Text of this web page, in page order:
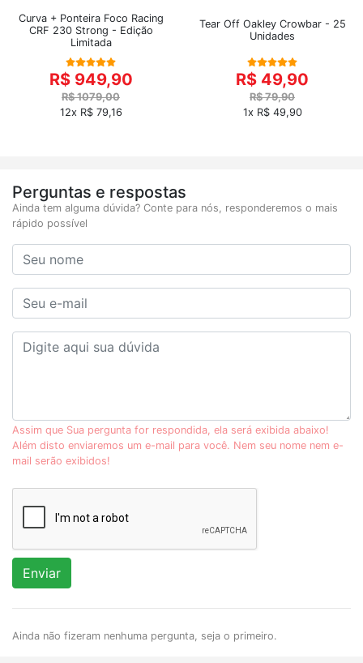
Curva + Ponteira Foco Racing
CRF 230 Strong - Edição
Limitada
R$ 949,90
R$ 1079,00
12x R$ 79,16
Tear Off Oakley Crowbar - 25
Unidades
R$ 49,90
R$ 79,90
1x R$ 49,90
Perguntas e respostas
Ainda tem alguma dúvida? Conte para nós, responderemos o mais
rápido possível
Assim que Sua pergunta for respondida, ela será exibida abaixo!
Além disto enviaremos um e-mail para você. Nem seu nome nem e-
mail serão exibidos!
Enviar
Ainda não fizeram nenhuma pergunta, seja o primeiro.